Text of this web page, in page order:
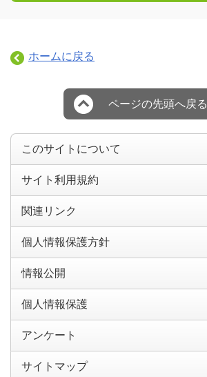
ホームに戻る
ページの先頭へ戻る
このサイトについて
サイト利用規約
関連リンク
個人情報保護方針
情報公開
個人情報保護
アンケート
サイトマップ